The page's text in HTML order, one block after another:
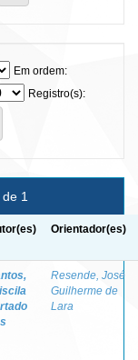
Em ordem:
Registro(s):
1
Orientador(es)
Resende, José
Guilherme de
Lara